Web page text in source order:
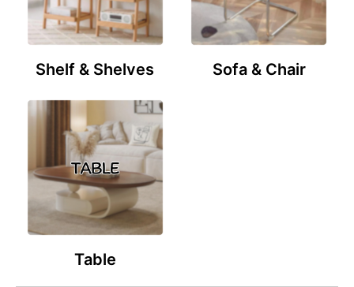
Shelf & Shelves Sofa & Chair
Table